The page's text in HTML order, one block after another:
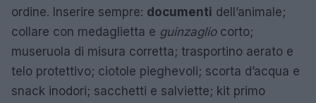
ordine. Inserire sempre: documenti dell’animale;
collare con medaglietta e guinzagliocorto;
museruola di misura corretta; trasportino aerato e
telo protettivo; ciotole pieghevoli; scorta d’acqua e
snack inodori; sacchetti e salviette; kit primo